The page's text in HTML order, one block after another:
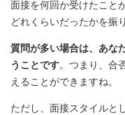
面接を何回か受けたこと
どれくらいだったかを振
質問が多い場合は、あな
うことです。つまり、合
えることができますね。
ただし、面接スタイルと